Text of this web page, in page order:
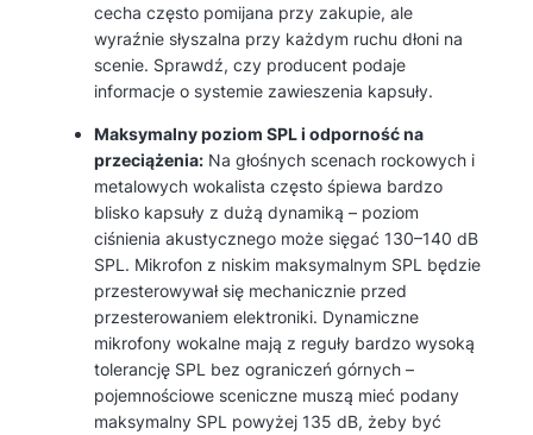
cecha często pomijana przy zakupie, ale
wyraźnie słyszalna przy każdym ruchu dłoni na
scenie. Sprawdź, czy producent podaje
informacje o systemie zawieszenia kapsuły.
Maksymalny poziom SPL i odporność na
przeciążenia: Na głośnych scenach rockowych i
metalowych wokalista często śpiewa bardzo
blisko kapsuły z dużą dynamiką – poziom
ciśnienia akustycznego może sięgać 130–140 dB
SPL. Mikrofon z niskim maksymalnym SPL będzie
przesterowywał się mechanicznie przed
przesterowaniem elektroniki. Dynamiczne
mikrofony wokalne mają z reguły bardzo wysoką
tolerancję SPL bez ograniczeń górnych –
pojemnościowe sceniczne muszą mieć podany
maksymalny SPL powyżej 135 dB, żeby być